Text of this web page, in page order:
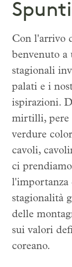
Con l'arrivo
benvenuto
stagionali
palati e i
ispirazioni.
mirtilli, pere
verdure
cavoli,
ci
l'importanza
stagionalità
delle
sui valori
coreano.